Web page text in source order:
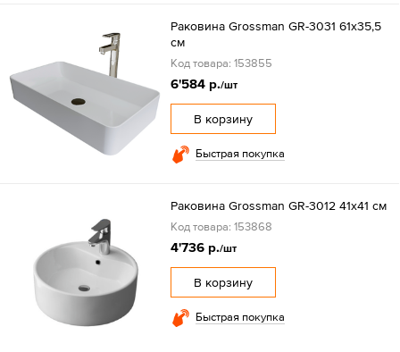
Раковина Grossman GR-3031 61х35,5
см
Код товара: 153855
6'584 р./шт
В корзину
Быстрая покупка
Раковина Grossman GR-3012 41х41 см
Код товара: 153868
4'736 р./шт
В корзину
Быстрая покупка